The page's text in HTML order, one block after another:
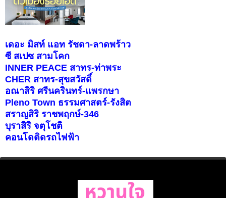
เดอะ มิสท์ แอท รัชดา-ลาดพร้าว
ซี สเปซ สามโคก
INNER PEACE สาทร-ท่าพระ
CHER สาทร-สุขสวัสดิ์
อณาสิริ ศรีนครินทร์-แพรกษา
Pleno Town ธรรมศาสตร์-รังสิต
สราญสิริ ราชพฤกษ์-346
บุราสิริ จตุโชติ
คอนโดติดรถไฟฟ้า